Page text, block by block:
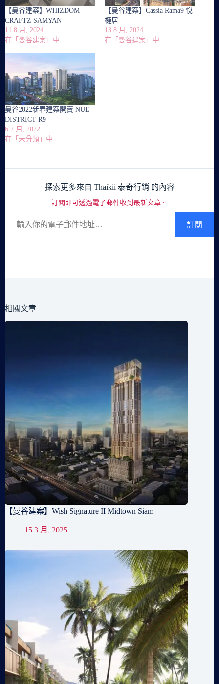
【曼谷建案】WHIZDOM
CRAFTZ SAMYAN
11 8 月, 2024
在「曼谷建案」中
【曼谷建案】Cassia Rama9 悅
槤居
13 8 月, 2024
在「曼谷建案」中
曼谷2022新春建案開賣 NUE
DISTRICT R9
6 2 月, 2022
在「未分類」中
探索更多來自 Thaikii 泰奇行銷 的內容
訂閱即可透過電子郵件收到最新文章。
輸入你的電子郵件地址…
訂閱
相關文章
【曼谷建案】Wish Signature II Midtown Siam
15 3 月, 2025